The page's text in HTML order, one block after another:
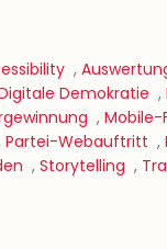
,
Demokratie ,
, Mobile-
Partei-Webauftritt ,
, Storytelling ,